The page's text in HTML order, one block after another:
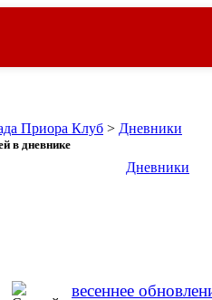
Приора Клуб > Дневники
в дневнике
Дневники
весеннее